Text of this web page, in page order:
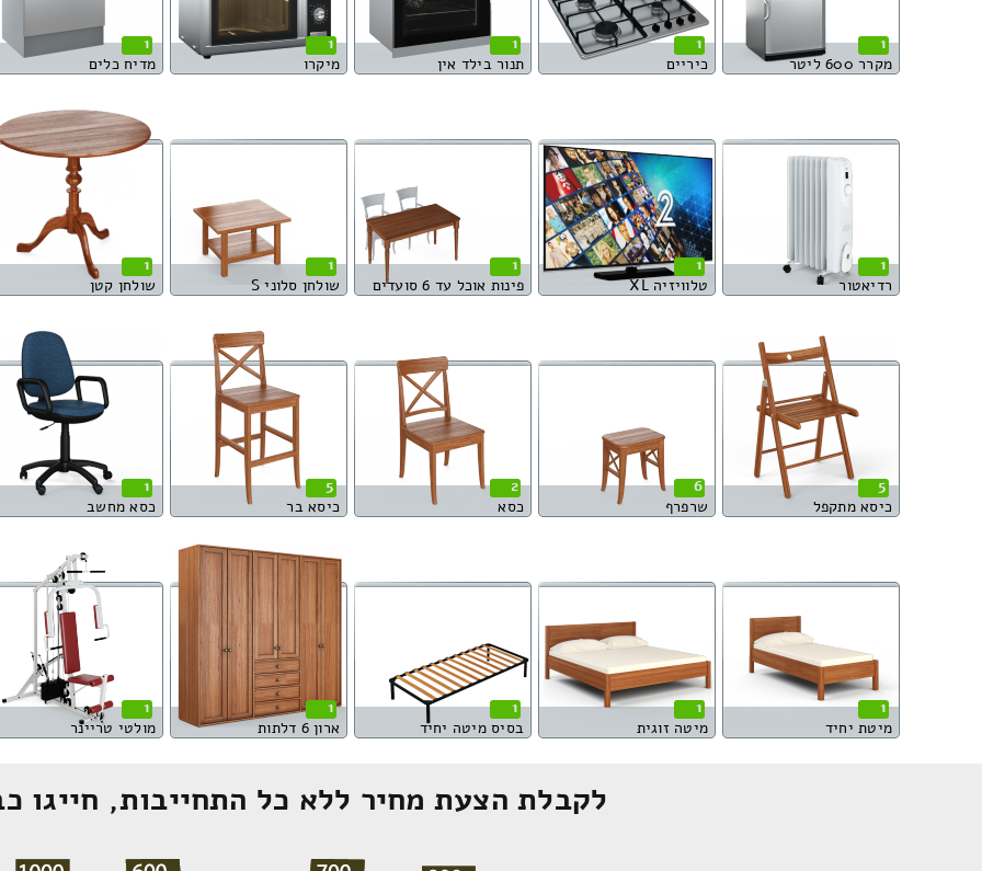
1
מקרר 600 ליטר
1
כיריים
1
תנור בילד אין
1
מיקרו
1
מדיח כלים
1
רדיאטור
1
טלוויזיה XL
1
פינות אוכל עד 6 סועדים
1
שולחן סלוני S
1
שולחן קטן
5
כיסא מתקפל
6
שרפרף
2
כסא
5
כיסא בר
1
כסא מחשב
1
מיטת יחיד
1
מיטה זוגית
1
בסיס מיטה יחיד
1
ארון 6 דלתות
1
מולטי טריינר
לקבלת הצעת מחיר ללא כל התחייבות, חייגו